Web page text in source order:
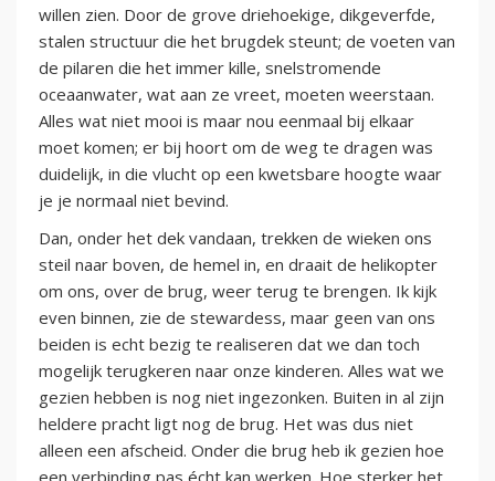
willen zien. Door de grove driehoekige, dikgeverfde,
stalen structuur die het brugdek steunt; de voeten van
de pilaren die het immer kille, snelstromende
oceaanwater, wat aan ze vreet, moeten weerstaan.
Alles wat niet mooi is maar nou eenmaal bij elkaar
moet komen; er bij hoort om de weg te dragen was
duidelijk, in die vlucht op een kwetsbare hoogte waar
je je normaal niet bevind.
Dan, onder het dek vandaan, trekken de wieken ons
steil naar boven, de hemel in, en draait de helikopter
om ons, over de brug, weer terug te brengen. Ik kijk
even binnen, zie de stewardess, maar geen van ons
beiden is echt bezig te realiseren dat we dan toch
mogelijk terugkeren naar onze kinderen. Alles wat we
gezien hebben is nog niet ingezonken. Buiten in al zijn
heldere pracht ligt nog de brug. Het was dus niet
alleen een afscheid. Onder die brug heb ik gezien hoe
een verbinding pas écht kan werken. Hoe sterker het